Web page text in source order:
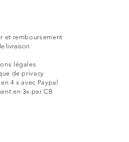
et remboursement
livraison
légales
de privacy
4 x avec Paypal
en 3x par CB